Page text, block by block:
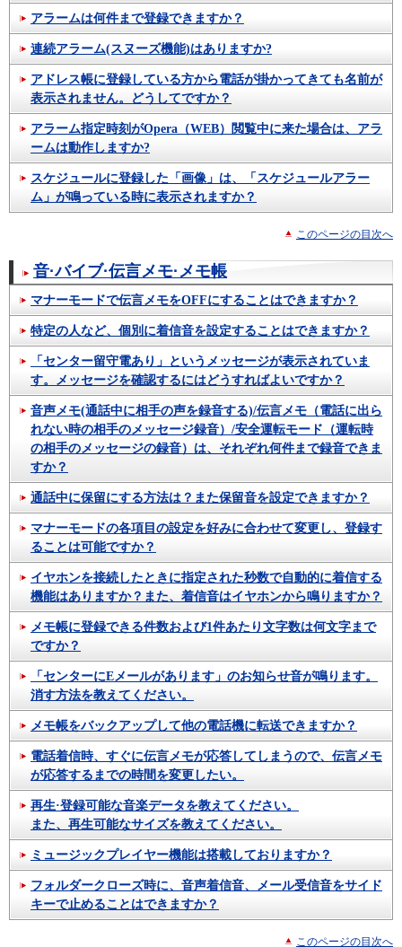
アラームは何件まで登録できますか？
連続アラーム(スヌーズ機能)はありますか?
アドレス帳に登録している方から電話が掛かってきても名前が
表示されません。どうしてですか？
アラーム指定時刻がOpera（WEB）閲覧中に来た場合は、アラ
ームは動作しますか?
スケジュールに登録した「画像」は、「スケジュールアラー
ム」が鳴っている時に表示されますか？
このページの目次へ
音·バイブ·伝言メモ·メモ帳
マナーモードで伝言メモをOFFにすることはできますか？
特定の人など、個別に着信音を設定することはできますか？
「センター留守電あり」というメッセージが表示されていま
す。メッセージを確認するにはどうすればよいですか？
音声メモ(通話中に相手の声を録音する)/伝言メモ（電話に出ら
れない時の相手のメッセージ録音）/安全運転モード（運転時
の相手のメッセージの録音）は、それぞれ何件まで録音できま
すか？
通話中に保留にする方法は？また保留音を設定できますか？
マナーモードの各項目の設定を好みに合わせて変更し、登録す
ることは可能ですか？
イヤホンを接続したときに指定された秒数で自動的に着信する
機能はありますか？また、着信音はイヤホンから鳴りますか？
メモ帳に登録できる件数および1件あたり文字数は何文字まで
ですか？
「センターにEメールがあります」のお知らせ音が鳴ります。
消す方法を教えてください。
メモ帳をバックアップして他の電話機に転送できますか？
電話着信時、すぐに伝言メモが応答してしまうので、伝言メモ
が応答するまでの時間を変更したい。
再生·登録可能な音楽データを教えてください。
また、再生可能なサイズを教えてください。
ミュージックプレイヤー機能は搭載しておりますか？
フォルダークローズ時に、音声着信音、メール受信音をサイド
キーで止めることはできますか？
このページの目次へ